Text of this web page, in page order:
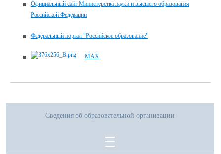
Официальный сайт Министерства науки и высшего образования
Российской Федерации
Федеральный портал "Российское образование"
MAX
Сведения об образовательной организации